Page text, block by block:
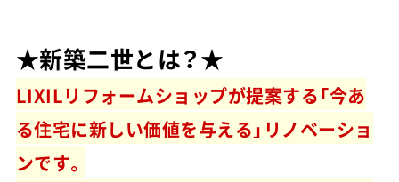
★新築二世とは？★
LIXILリフォームショップが提案する「今あ
る住宅に新しい価値を与える」リノベーショ
ンです。